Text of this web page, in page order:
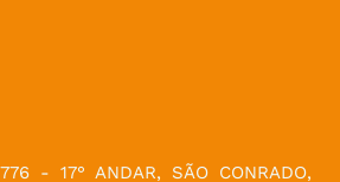
776 - 17° ANDAR, SÃO CONRADO,